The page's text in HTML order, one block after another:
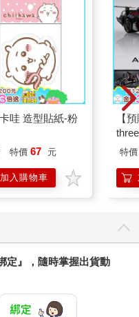
哇 造型貼紙-粉
特價 67 元
加入購物車
【
VA
特價
定』，隨時掌握出貨動